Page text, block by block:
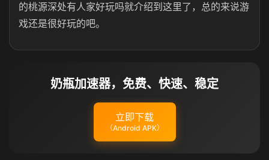
的桃源深处有人家好玩吗就介绍到这里了，总的来说游
戏还是很好玩的吧。
奶瓶加速器，免费、快速、稳定
立即下载
（Android APK）